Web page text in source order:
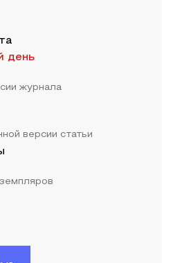
день
журнала
версии статьи